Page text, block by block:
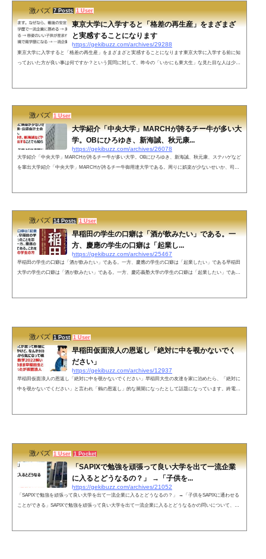
激バズ 7 Posts 1 User
東京大学に入学すると「格差の再生産」をまざまざ
と実感することになります
https://gekibuzz.com/archives/29288
東京大学に入学すると「格差の再生産」をまざまざと実感することになります東京大学に入学する前に知
っておいた方が良い事は何ですか？という質問に対して、昨今の「いかにも東大生」な見た目な人は少な
激バズ 1 User
大学紹介「中央大学」MARCHが誇るチー牛が多い大
学。OBにひろゆき、新海誠、秋元康...
https://gekibuzz.com/archives/26078
大学紹介「中央大学」MARCHが誇るチー牛が多い大学。OBにひろゆき、新海誠、秋元康、ステハゲなど
を輩出大学紹介「中央大学」MARCHが誇るチー牛御用達大学である。周りに娯楽が少ないせいか、司法
激バズ 14 Posts 1 User
早稲田の学生の口癖は「酒が飲みたい」である。一
方、慶應の学生の口癖は「起業し...
https://gekibuzz.com/archives/25467
早稲田の学生の口癖は「酒が飲みたい」である。一方、慶應の学生の口癖は「起業したい」である早稲田
大学の学生の口癖は「酒が飲みたい」である。一方、慶応義塾大学の学生の口癖は「起業したい」である
激バズ 1 Post 1 User
早稲田仮面浪人の恩返し「絶対に中を覗かないでく
ださい」
https://gekibuzz.com/archives/12937
早稲田仮面浪人の恩返し「絶対に中を覗かないでください」早稲田大生の友達を家に泊めたら、「絶対に
中を覗かないでください」と言われ「鶴の恩返し」的な展開になったとして話題になっています。終電逃
激バズ 1 User 1 Pocket
「SAPIXで勉強を頑張って良い大学を出て一流企業
に入るとどうなるの？」 →「子供を...
https://gekibuzz.com/archives/21052
「SAPIXで勉強を頑張って良い大学を出て一流企業に入るとどうなるの？」 →「子供をSAPIXに通わせる
ことができる」SAPIXで勉強を頑張って良い大学を出て一流企業に入るとどうなるかの問いについて、子